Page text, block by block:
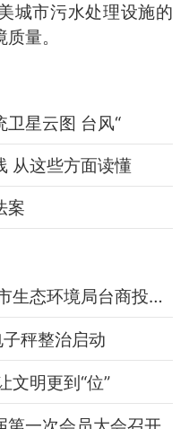
城市污水处理设施的
量。
星云图 台风“
从这些方面读懂
案
保障水生态环境安全 漳州市生态环境局台商投资区分局在行动
秤整治启动
文明更到“位”